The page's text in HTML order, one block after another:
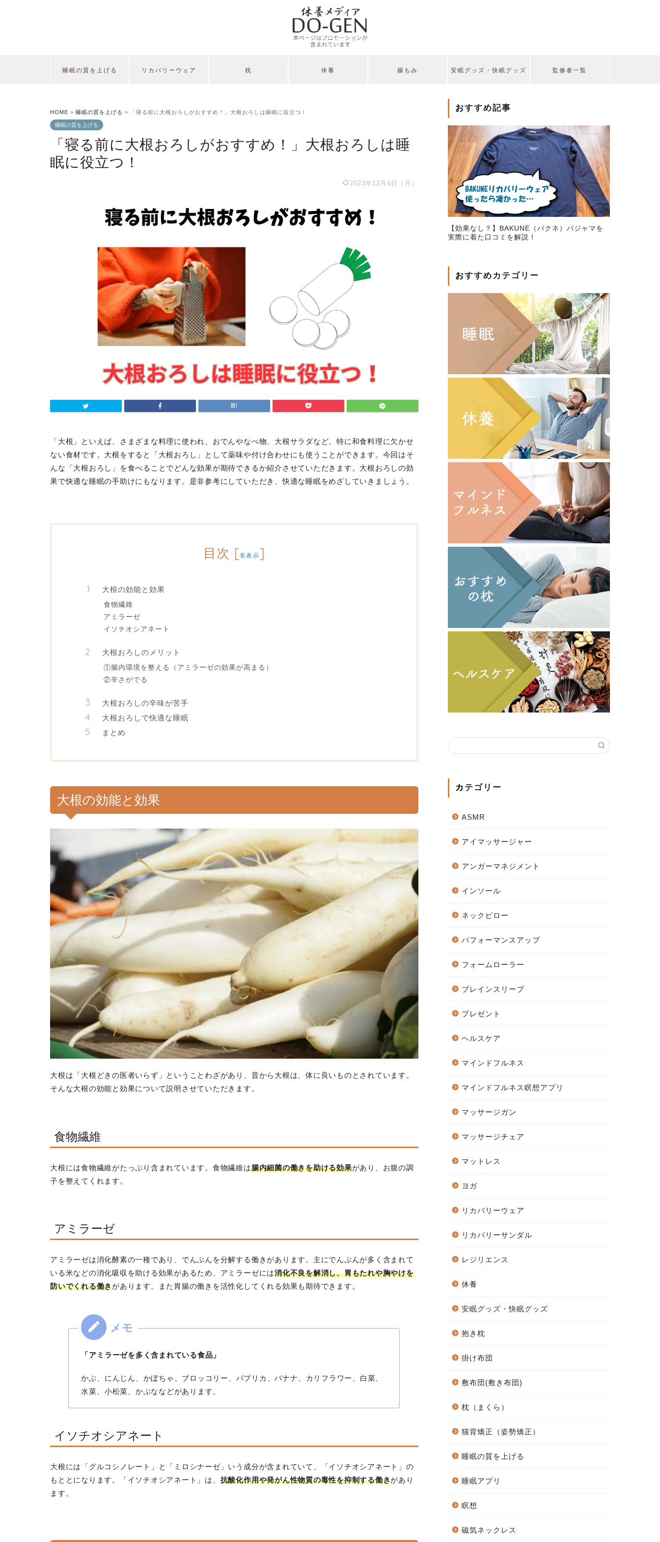
睡眠の質を上げる リカバリーウェア 枕 休養 腸もみ 安眠グッズ・快眠グッズ 監修者一覧
HOME > 睡眠の質を上げる > 「寝る前に大根おろしがおすすめ！」大根おろしは睡眠に役立つ！
睡眠の質を上げる
「寝る前に大根おろしがおすすめ！」大根おろしは睡
眠に役立つ！
2023年12月4日（月）
「大根」といえば、さまざまな料理に使われ、おでんやなべ物、大根サラダなど、特に和食料理に欠かせ
ない食材です。大根をすると「大根おろし」として薬味や付け合わせにも使うことができます。今回はそ
んな「大根おろし」を食べることでどんな効果が期待できるか紹介させていただきます。大根おろしの効
果で快適な睡眠の手助けにもなります。是非参考にしていただき、快適な睡眠をめざしていきましょう。
目次 [非表示]
大根の効能と効果
食物繊維
アミラーゼ
イソチオシアネート
大根おろしのメリット
①腸内環境を整える（アミラーゼの効果が高まる）
②辛さがでる
大根おろしの辛味が苦手
大根おろしで快適な睡眠
まとめ
大根の効能と効果
大根は「大根どきの医者いらず」ということわざがあり、昔から大根は、体に良いものとされています。
そんな大根の効能と効果について説明させていただきます。
食物繊維
大根には食物繊維がたっぷり含まれています。食物繊維は腸内細菌の働きを助ける効果があり、お腹の調
子を整えてくれます。
アミラーゼ
アミラーゼは消化酵素の一種であり、でんぷんを分解する働きがあります。主にでんぷんが多く含まれて
いる米などの消化吸収を助ける効果があるため、アミラーゼには消化不良を解消し、胃もたれや胸やけを
防いでくれる働きがあります。また胃腸の働きを活性化してくれる効果も期待できます。
「アミラーゼを多く含まれている食品」
かぶ、にんじん、かぼちゃ、ブロッコリー、パプリカ、バナナ、カリフラワー、白菜、
水菜、小松菜、かぶななどがあります。
イソチオシアネート
大根には「グルコシノレート」と「ミロシナーゼ」いう成分が含まれていて、「イソチオシアネート」の
もととになります。「イソチオシアネート」は、 抗酸化作用や発がん性物質の毒性を抑制する働きがあり
ます。
おすすめ記事
【効果なし？】BAKUNE（バクネ）パジャマを
実際に着た口コミを解説！
おすすめカテゴリー
カテゴリー
ASMR
アイマッサージャー
アンガーマネジメント
インソール
ネックピロー
パフォーマンスアップ
フォームローラー
ブレインスリープ
プレゼント
ヘルスケア
マインドフルネス
マインドフルネス瞑想アプリ
マッサージガン
マッサージチェア
マットレス
ヨガ
リカバリーウェア
リカバリーサンダル
レジリエンス
休養
安眠グッズ・快眠グッズ
抱き枕
掛け布団
敷布団(敷き布団)
枕（まくら）
猫背矯正（姿勢矯正）
睡眠の質を上げる
睡眠アプリ
瞑想
磁気ネックレス